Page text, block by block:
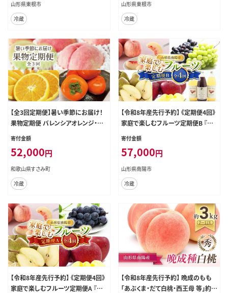
山形県東根市
冷蔵
山形県東根市
冷蔵
【全3回定期便】暑い季節にお届け！
果物定期便 バレンシアオレンジ・桃・
柿 旬のフルーツをお届け♪【tkb14
寄付金額
52,000円
和歌山県すさみ町
冷蔵
【令和8年産先行予約】 《定期便4回》
家庭で楽しむフルーツ定期便B 『フ
ードシステムズ』 山形県 南陽市 [12
53-R8]
寄付金額
57,000円
山形県南陽市
冷蔵
【令和8年産先行予約】 《定期便4回》
家庭で楽しむフルーツ定期便A 『フ
【令和8年産先行予約】 晩成のもも
「あぶくま・だて白桃・西王母 等」約3